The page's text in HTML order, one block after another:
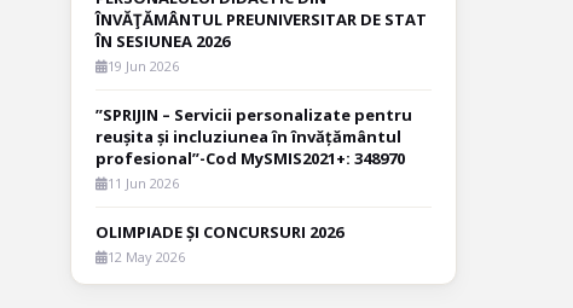
ÎNVĂŢĂMÂNTUL PREUNIVERSITAR DE STAT
ÎN SESIUNEA 2026
19 Jun 2026
”SPRIJIN – Servicii personalizate pentru
reușita și incluziunea în învățământul
profesional”-Cod MySMIS2021+: 348970
11 Jun 2026
OLIMPIADE ȘI CONCURSURI 2026
12 May 2026